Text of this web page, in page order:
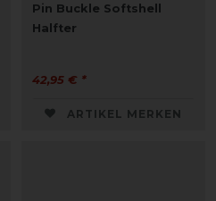
Pin Buckle Softshell
Halfter
42,95 € *
ARTIKEL MERKEN